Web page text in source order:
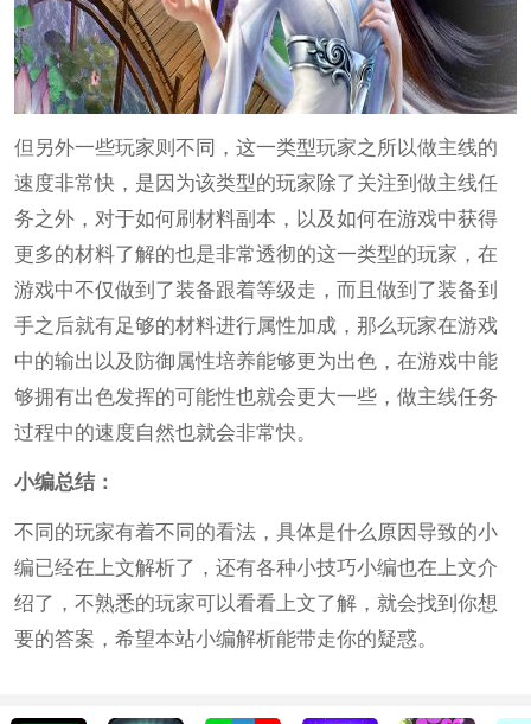
但另外一些玩家则不同，这一类型玩家之所以做主线的
速度非常快，是因为该类型的玩家除了关注到做主线任
务之外，对于如何刷材料副本，以及如何在游戏中获得
更多的材料了解的也是非常透彻的这一类型的玩家，在
游戏中不仅做到了装备跟着等级走，而且做到了装备到
手之后就有足够的材料进行属性加成，那么玩家在游戏
中的输出以及防御属性培养能够更为出色，在游戏中能
够拥有出色发挥的可能性也就会更大一些，做主线任务
过程中的速度自然也就会非常快。
小编总结：
不同的玩家有着不同的看法，具体是什么原因导致的小
编已经在上文解析了，还有各种小技巧小编也在上文介
绍了，不熟悉的玩家可以看看上文了解，就会找到你想
要的答案，希望本站小编解析能带走你的疑惑。